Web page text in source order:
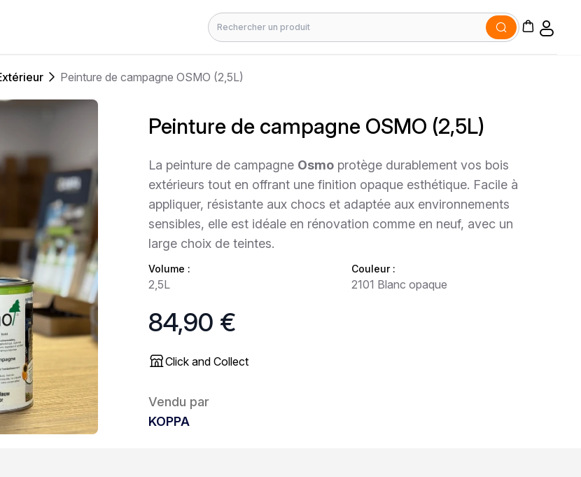
Rechercher
Peinture de campagne OSMO (2,5L)
Peinture de campagne OSMO (2,5L)
La peinture de campagne Osmo protège durablement vos bois
extérieurs tout en offrant une finition opaque esthétique. Facile à
appliquer, résistante aux chocs et adaptée aux environnements
sensibles, elle est idéale en rénovation comme en neuf, avec un
large choix de teintes.
Volume :
2,5L
Couleur :
2101 Blanc opaque
84,90 €
Click and Collect
Vendu par
KOPPA